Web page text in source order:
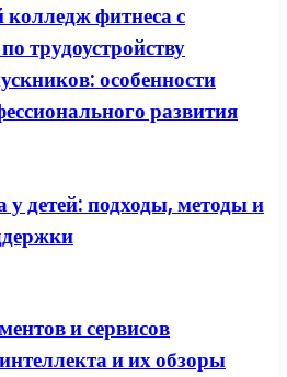
фитнеса с
трудоустройству
особенности
развития
у детей: подходы, методы и
и сервисов
и их обзоры